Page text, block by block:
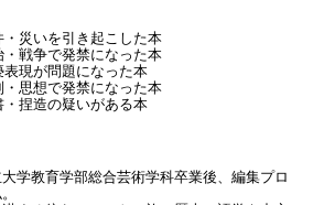
災いを引き起こした本
戦争で発禁になった本
現が問題になった本
思想で発禁になった本
捏造の疑いがある本
学教育学部総合芸術学科卒業後、編集プロ